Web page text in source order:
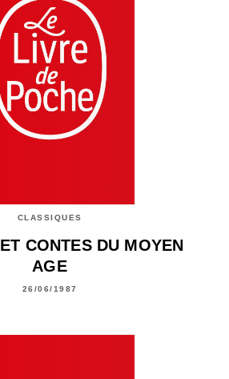
CLASSIQUES
CONTES DU MOYEN
AGE
26/06/1987